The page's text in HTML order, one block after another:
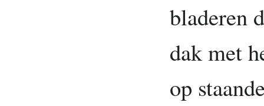
bladeren
dak met
op